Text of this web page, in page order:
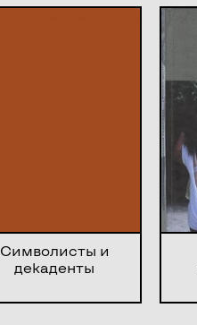
Символисты и
декаденты